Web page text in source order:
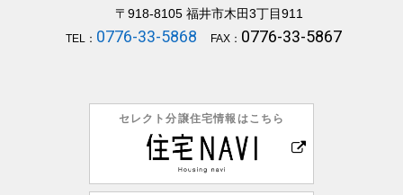
〒918-8105福井市木田3丁目911
TEL： 0776-33-5868 FAX： 0776-33-5867
セレクト分譲住宅情報はこちら